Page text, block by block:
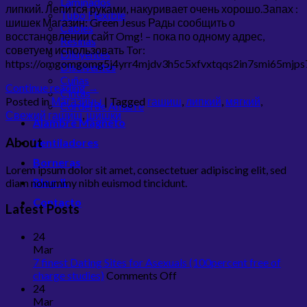
Tubo Flexible
Cables
Resinas
Diluyentes
Disolventes
Cuñas
Cintas
Cordel de Amarre
Alambre Magneto
Ventiladores
Borneras
Blog JL
Contacto
липкий. Лепится руками, накуривает очень хорошо.Запах :
шишек Магазин: Green Jesus Рады сообщить о
восстановлении сайт Omg! – пока по одному адрес,
советуем использовать Tor:
https://
Continue reading→
Posted in Магазины | Tagged гашиш, липкий, мягкий,
Свежий гашиш,шишки
About
Lorem ipsum dolor sit amet, consectetuer adipiscing elit, sed
diam nonummy nibh euismod tincidunt.
Latest Posts
24
Mar
7 finest Dating Sites for Asexuals (100percent free of
charge studies) Comments Off
24
Mar